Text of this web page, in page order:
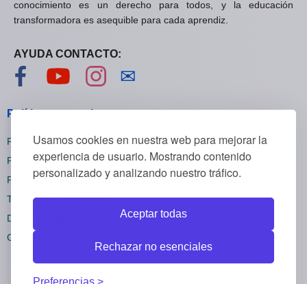
Usamos cookies en nuestra web para mejorar la
experiencia de usuario. Mostrando contenido
personalizado y analizando nuestro tráfico.
Aceptar todas
Rechazar no esenciales
Preferencias.
conocimiento es un derecho para todos, y la educación
transformadora es asequible para cada aprendiz.
AYUDA CONTACTO:
Visítanos en Facebook
Visítanos en YouTube
Visítanos en Instagram
✉
Políticas generales
Políticas de privacidad
Políticas de cookies
Políticas de reembolsos
Términos y condiciones
Darse de baja
Configuración cookies